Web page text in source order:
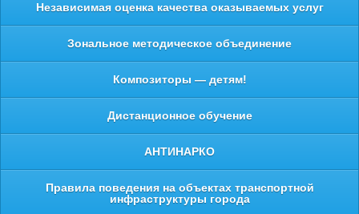
Независимая оценка качества оказываемых услуг
Зональное методическое объединение
Композиторы — детям!
Дистанционное обучение
АНТИНАРКО
Правила поведения на объектах транспортной
инфраструктуры города